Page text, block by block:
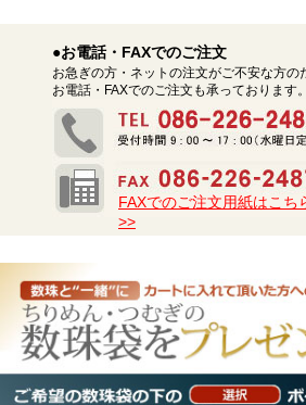
●お電話・FAXでのご注文
お急ぎの方・ネットの注文がご不安な方の
お電話・FAXでのご注文も承っております。
FAXでのご注文用紙はこち
>>